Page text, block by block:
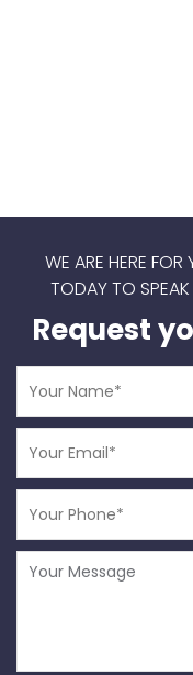
WE ARE HERE
TODAY TO
Request